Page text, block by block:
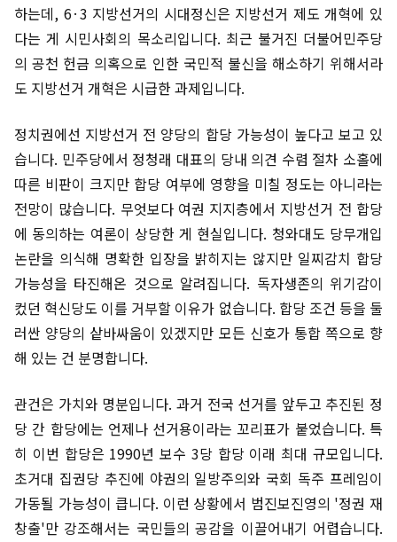
하는데, 6·3 지방선거의 시대정신은 지방선거 제도 개혁에 있
다는 게 시민사회의 목소리입니다. 최근 불거진 더불어민주당
의 공천 헌금 의혹으로 인한 국민적 불신을 해소하기 위해서라
도 지방선거 개혁은 시급한 과제입니다.
정치권에선 지방선거 전 양당의 합당 가능성이 높다고 보고 있
습니다. 민주당에서 정청래 대표의 당내 의견 수렴 절차 소홀에
따른 비판이 크지만 합당 여부에 영향을 미칠 정도는 아니라는
전망이 많습니다. 무엇보다 여권 지지층에서 지방선거 전 합당
에 동의하는 여론이 상당한 게 현실입니다. 청와대도 당무개입
논란을 의식해 명확한 입장을 밝히지는 않지만 일찌감치 합당
가능성을 타진해온 것으로 알려집니다. 독자생존의 위기감이
컸던 혁신당도 이를 거부할 이유가 없습니다. 합당 조건 등을 둘
러싼 양당의 샅바싸움이 있겠지만 모든 신호가 통합 쪽으로 향
해 있는 건 분명합니다.
관건은 가치와 명분입니다. 과거 전국 선거를 앞두고 추진된 정
당 간 합당에는 언제나 선거용이라는 꼬리표가 붙었습니다. 특
히 이번 합당은 1990년 보수 3당 합당 이래 최대 규모입니다.
초거대 집권당 추진에 야권의 일방주의와 국회 독주 프레임이
가동될 가능성이 큽니다. 이런 상황에서 범진보진영의 '정권 재
창출'만 강조해서는 국민들의 공감을 이끌어내기 어렵습니다.